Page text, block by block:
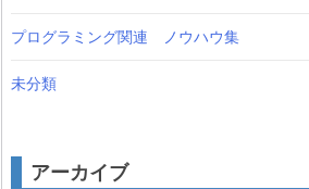
プログラミング関連 ノウハウ集
未分類
アーカイブ